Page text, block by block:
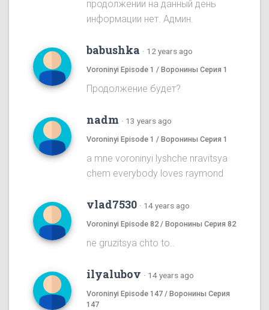
продолжении на данный день
информации нет. Админ.
babushka · 12 years ago
Voroninyi Episode 1 / Воронины Серия 1
Продолжение будет?
nadm · 13 years ago
Voroninyi Episode 1 / Воронины Серия 1
a mne voroninyi lyshche nravitsya
chem everybody loves raymond
vlad7530 · 14 years ago
Voroninyi Episode 82 / Воронины Серия 82
ne gruzitsya chto to..
ilyalubov · 14 years ago
Voroninyi Episode 147 / Воронины Серия
147